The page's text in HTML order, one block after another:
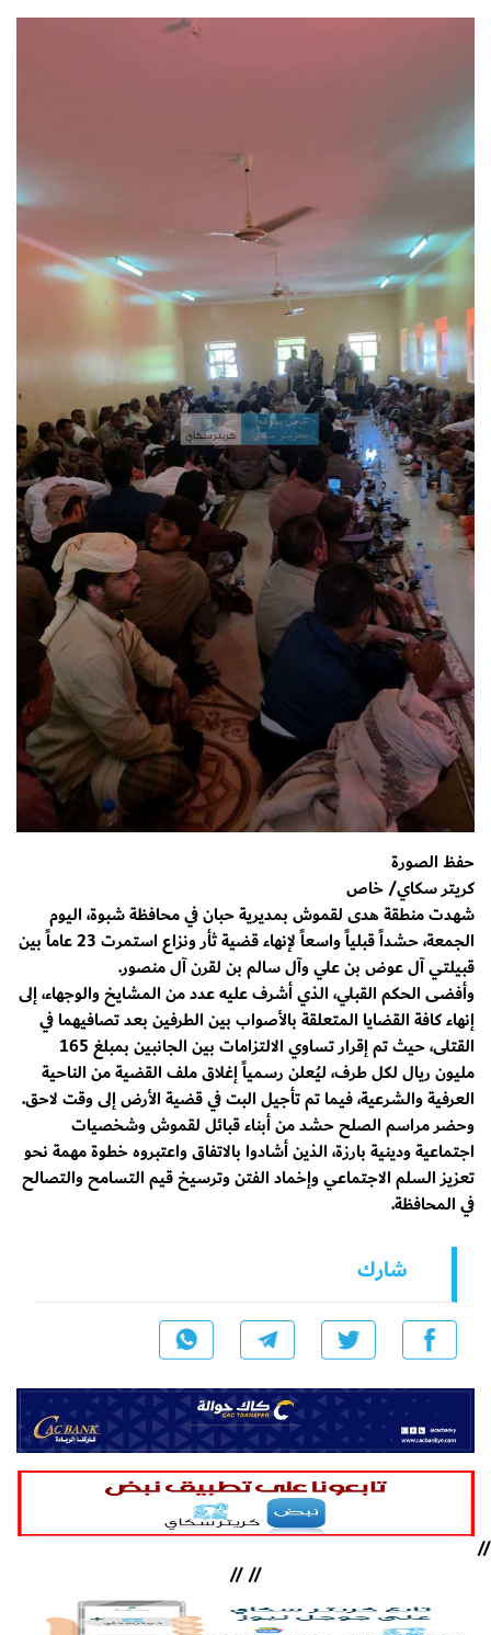
حفظ الصورة
كريتر سكاي/ خاص
شهدت منطقة هدى لقموش بمديرية حبان في محافظة شبوة، اليوم
الجمعة، حشداً قبلياً واسعاً لإنهاء قضية ثأر ونزاع استمرت 23 عاماً بين
قبيلتي آل عوض بن علي وآل سالم بن لقرن آل منصور.
وأفضى الحكم القبلي، الذي أشرف عليه عدد من المشايخ والوجهاء، إلى
إنهاء كافة القضايا المتعلقة بالأصواب بين الطرفين بعد تصافيهما في
القتلى، حيث تم إقرار تساوي الالتزامات بين الجانبين بمبلغ 165
مليون ريال لكل طرف، ليُعلن رسمياً إغلاق ملف القضية من الناحية
العرفية والشرعية، فيما تم تأجيل البت في قضية الأرض إلى وقت لاحق.
وحضر مراسم الصلح حشد من أبناء قبائل لقموش وشخصيات
اجتماعية ودينية بارزة، الذين أشادوا بالاتفاق واعتبروه خطوة مهمة نحو
تعزيز السلم الاجتماعي وإخماد الفتن وترسيخ قيم التسامح والتصالح
في المحافظة.
شارك
//
//
//